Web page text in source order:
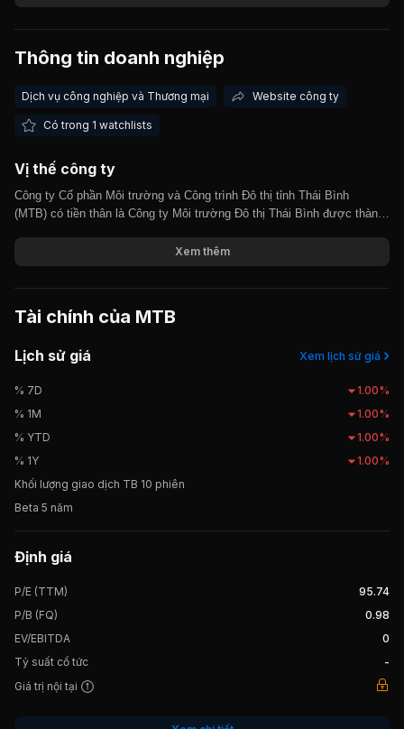
Thông tin doanh nghiệp
Dịch vụ công nghiệp và Thương mại Website công ty
Có trong 1 watchlists
Vị thế công ty
Công ty Cổ phần Môi trường và Công trình Đô thị tỉnh Thái Bình
(MTB) có tiền thân là Công ty Môi trường Đô thị Thái Bình được thành
sinh môi trường trên địa bàn tỉnh Thái Bình. MTB chính thức hoạt động
theo mô hình công ty cổ phần từ năm 2015. Với cổ đông lớn là UBND
tỉnh Thái Bình, MTB được tạo các điều kiện thuận lợi để thực hiện
và các khu vùng lân cận. MTB được giao dịch trên thị trường UPCOM
Xem thêm
Tài chính của MTB
Lịch sử giá Xem lịch sử giá
% 7D
1.00%
% 1M
1.00%
% YTD
1.00%
% 1Y
1.00%
Khối lượng giao dịch TB 10 phiên
Beta 5 năm
Định giá
P/E (TTM)
95.74
P/B (FQ)
0.98
EV/EBITDA
0
Tỷ suất cổ tức
-
Giá trị nội tại